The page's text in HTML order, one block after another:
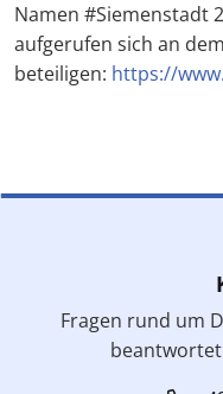
Namen #Siemenstadt
aufgerufen sich an
beteiligen: https://
Fragen rund um